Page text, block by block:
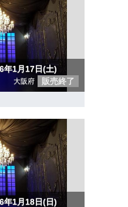
年1月17日(土)
大阪府 販売終了
年1月18日(日)